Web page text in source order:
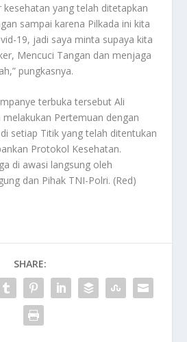
yang telah ditetapkan
sampai karena Pilkada ini kita
19, jadi saya minta supaya kita
Mencuci Tangan dan menjaga
pungkasnya.
terbuka tersebut Ali
melakukan Pertemuan dengan
setiap Titik yang telah ditentukan
Protokol Kesehatan.
di awasi langsung oleh
dan Pihak TNI-Polri. (Red)
SHARE: